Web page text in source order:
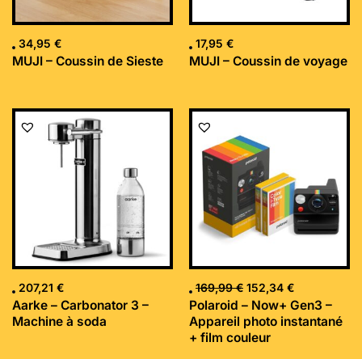
34,95 €
MUJI – Coussin de Sieste
17,95 €
MUJI – Coussin de voyage
207,21 €
Aarke – Carbonator 3 –
Machine à soda
169,99€
Le
initial
était :
169,99 €.
152,34 €
Le
Polaroid – Now+ Gen3 –
Appareil photo instantané
+ film couleur